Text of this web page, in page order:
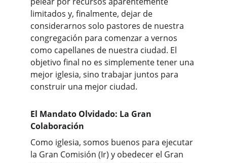
limitados y, finalmente, dejar de
considerarnos solo pastores de nuestra
congregación para comenzar a vernos
como capellanes de nuestra ciudad. El
objetivo final no es simplemente tener una
mejor iglesia, sino trabajar juntos para
construir una mejor ciudad.
El Mandato Olvidado: La Gran
Colaboración
Como iglesia, somos buenos para ejecutar
la Gran Comisión (Ir) y obedecer el Gran